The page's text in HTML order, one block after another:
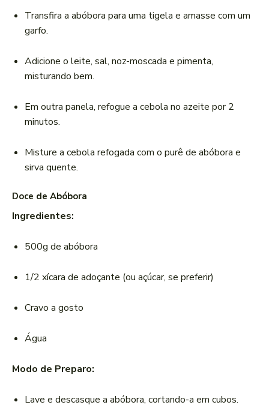
Transfira a abóbora para uma tigela e amasse com um
garfo.
Adicione o leite, sal, noz-moscada e pimenta,
misturando bem.
Em outra panela, refogue a cebola no azeite por 2
minutos.
Misture a cebola refogada com o purê de abóbora e
sirva quente.
Doce de Abóbora
Ingredientes:
500g de abóbora
1/2 xícara de adoçante (ou açúcar, se preferir)
Cravo a gosto
Água
Modo de Preparo:
Lave e descasque a abóbora, cortando-a em cubos.